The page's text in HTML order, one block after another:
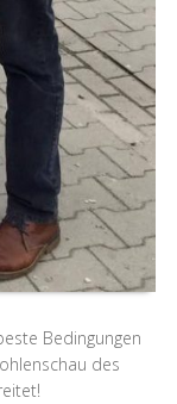
Bedingungen
des